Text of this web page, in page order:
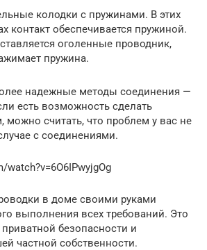
колодки с пружинами. В этих
контакт обеспечивается пружиной.
оголенные проводник,
пружина.
надежные методы соединения —
есть возможность сделать
можно считать, что проблем у вас не
с соединениями.
в доме своими руками
выполнения всех требований. Это
безопасности и
частной собственности.